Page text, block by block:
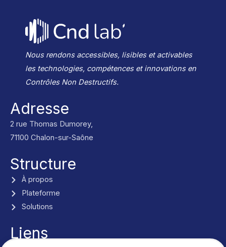
Nous rendons accessibles, lisibles et activables
les technologies, compétences et innovations en
Contrôles Non Destructifs.
Adresse
2 rue Thomas Dumorey,
71100 Chalon-sur-Saône
Structure
À propos
Plateforme
Solutions
Liens